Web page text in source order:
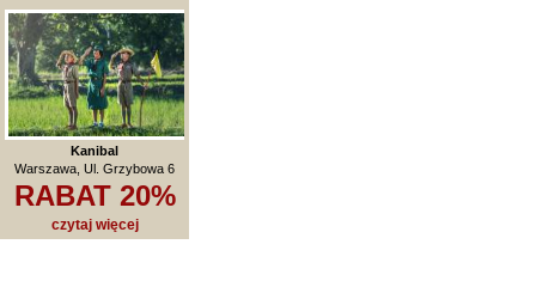
Kanibal
Warszawa, Ul. Grzybowa 6
RABAT 20%
czytaj więcej